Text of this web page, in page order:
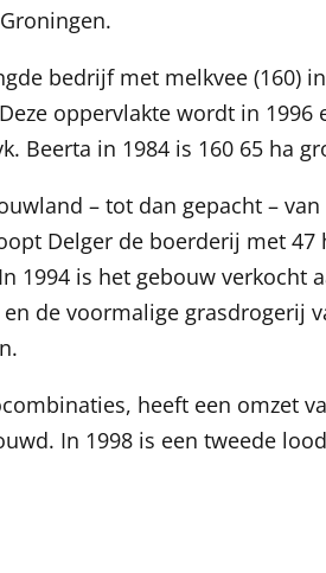
bedrijf met melkvee (160)
oppervlakte wordt in
Beerta in 1984 is 160 65 ha
– tot dan gepacht –
Delger de boerderij met
1994 is het gebouw verkocht
de voormalige grasdrogerij
heeft een omzet
In 1998 is een tweede